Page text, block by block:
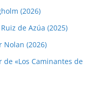
(2026)
de Azúa (2025)
Nolan (2026)
«Los Caminantes de